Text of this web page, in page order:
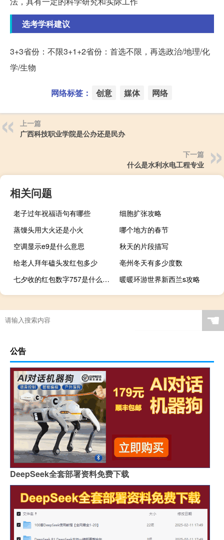
选考学科建议
3+3省份：不限3+1+2省份：首选不限，再选政治/地理/化
学/生物
网络标签： 创意 媒体 网络
上一篇
广西科技职业学院是公办还是民办
下一篇
什么是水利水电工程专业
相关问题
老子过年祝福语句有哪些
细胞扩张攻略
蒸馒头用大火还是小火
哪个地方的春节
空调显示e9是什么意思
秋天的片段描写
给老人拜年磕头发红包多少
亳州冬天有多少度数
七夕收的红包数字757是什么意思 七夕发红包数字含义
暖暖环游世界新西兰s攻略
☚
公告
DeepSeek全套部署资料免费下载